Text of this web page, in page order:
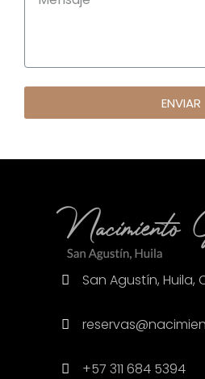
ENVIAR
San Agustín, Huila,
+57 311 684 5394